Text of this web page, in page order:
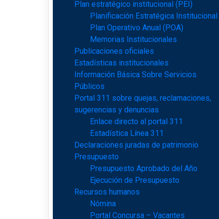
Plan estratégico institucional (PEI)
Planificación Estratégica Institucional
Plan Operativo Anual (POA)
Memorias Institucionales
Publicaciones oficiales
Estadísticas institucionales
Información Básica Sobre Servicios
Públicos
Portal 311 sobre quejas, reclamaciones,
sugerencias y denuncias
Enlace directo al portal 311
Estadística Línea 311
Declaraciones juradas de patrimonio
Presupuesto
Presupuesto Aprobado del Año
Ejecución de Presupuesto
Recursos humanos
Nómina
Portal Concursa – Vacantes